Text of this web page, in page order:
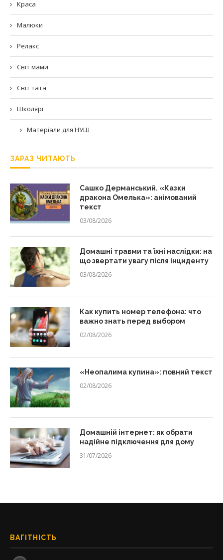
Краса
Малюки
Релакс
Світ мами
Світ тата
Школярі
Матеріали для НУШ
ЗАРАЗ ЧИТАЮТЬ
Сашко Дерманський. «Казки
дракона Омелька»: анімований
текст
03/08/2026
Домашні травми та їхні наслідки: на
що звертати увагу після інциденту
03/08/2026
Как купить номер телефона: что
важно знать перед выбором
02/08/2026
«Неопалима купина»: повний текст
02/08/2026
Домашній інтернет: як обрати
надійне підключення для дому
31/07/2026
ВАГІТНІСТЬ